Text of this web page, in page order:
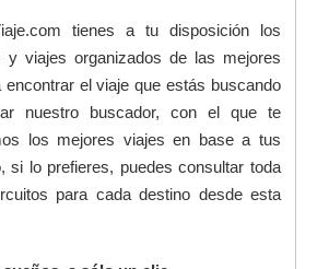
tienes a tu disposición los
y viajes organizados de las mejores
encontrar el viaje que estás buscando
nuestro buscador, con el que te
los mejores viajes en base a tus
si lo prefieres, puedes consultar toda
para cada destino desde esta